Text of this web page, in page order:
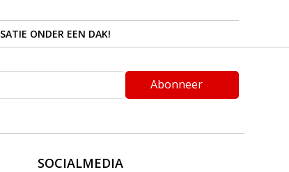
ONDER EEN DAK!
Abonneer
SOCIALMEDIA